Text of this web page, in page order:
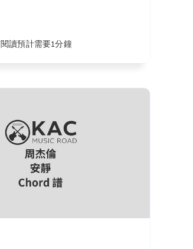
閱讀預計需要1分鐘